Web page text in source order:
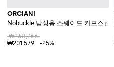
ORCIANI
Nobuckle 남성용 스웨이드 카프스킨
₩268,766
₩201,579
-25%